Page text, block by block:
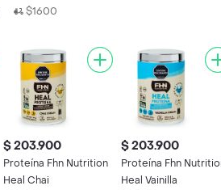
$1600
$ 203.900
Proteína Fhn Nutrition
Heal Chai
$ 203.900
Proteína Fhn
Heal Vainilla